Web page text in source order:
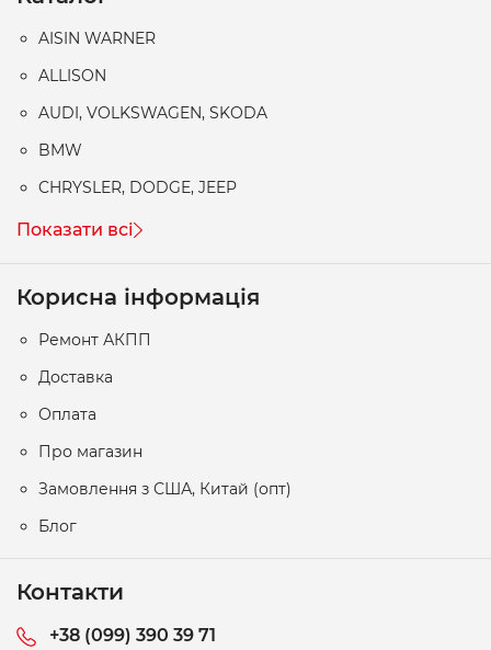
AISIN WARNER
ALLISON
AUDI, VOLKSWAGEN, SKODA
BMW
CHRYSLER, DODGE, JEEP
Показати всі
Корисна інформація
Ремонт АКПП
Доставка
Оплата
Про магазин
Замовлення з США, Китай (опт)
Блог
Контакти
+38 (099) 390 39 71